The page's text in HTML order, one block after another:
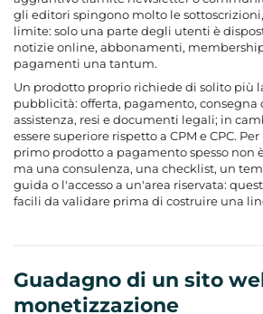
gli editori spingono molto le
limite: solo una parte degli utenti è
notizie online, abbonamenti,
pagamenti una tantum.
Un prodotto proprio richiede di solito più
pubblicità: offerta, pagamento, consegna
assistenza, resi e documenti legali; in
essere superiore rispetto a CPM e CPC.
primo prodotto a pagamento spesso non
ma una consulenza, una checklist, un
guida o l'accesso a un'area riservata:
facili da validare prima di costruire una
Guadagno di un sito
monetizzazione